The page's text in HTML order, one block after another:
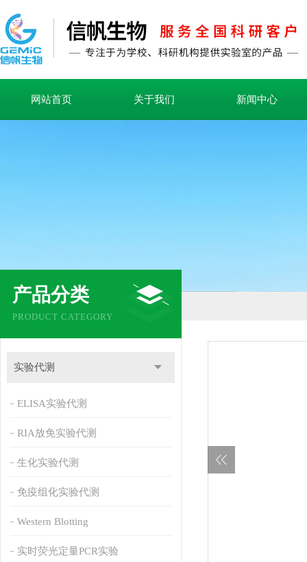
网站首页 关于我们 新闻中心
产品分类
PRODUCT CATEGORY
实验代测
ELISA实验代测
RIA放免实验代测
生化实验代测
免疫组化实验代测
Western Blotting
实时荧光定量PCR实验